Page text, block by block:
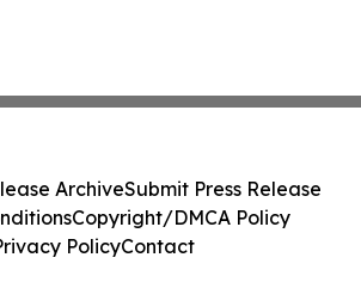
ArchiveSubmit Press Release
Copyright/DMCA Policy
PolicyContact